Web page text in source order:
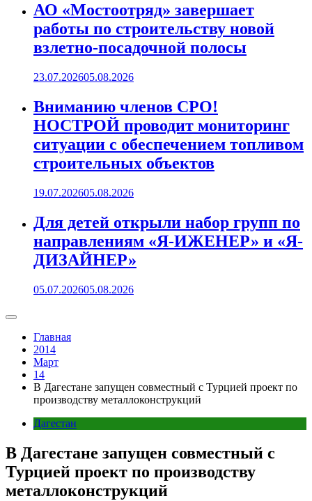
АО «Мостоотряд» завершает
работы по строительству новой
взлетно-посадочной полосы
23.07.202605.08.2026
Вниманию членов СРО!
НОСТРОЙ проводит мониторинг
ситуации с обеспечением топливом
строительных объектов
19.07.202605.08.2026
Для детей открыли набор групп по
направлениям «Я-ИЖЕНЕР» и «Я-
ДИЗАЙНЕР»
05.07.202605.08.2026
Главная
2014
Март
14
В Дагестане запущен совместный с Турцией проект по
производству металлоконструкций
Дагестан
В Дагестане запущен совместный с
Турцией проект по производству
металлоконструкций